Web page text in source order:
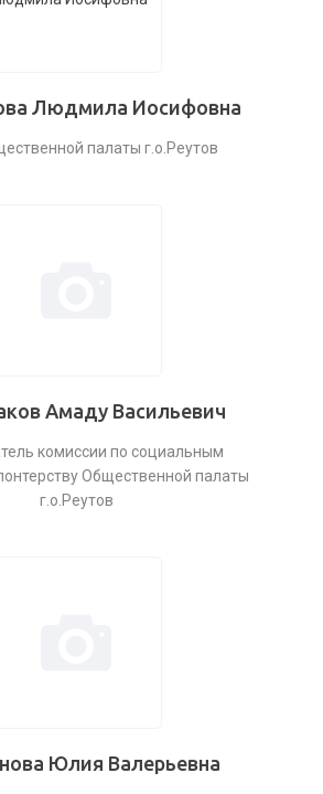
Людмила Иосифовна
палаты г.о.Реутов
Амаду Васильевич
комиссии по социальным
Общественной палаты
г.о.Реутов
Юлия Валерьевна